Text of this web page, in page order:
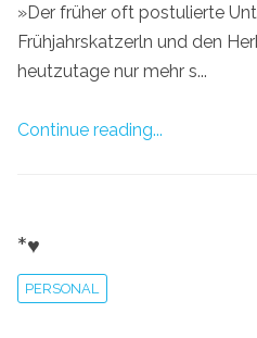
»Der früher oft postulierte
Frühjahrskatzerln und den
heutzutage nur mehr s...
Continue reading...
*♥
PERSONAL